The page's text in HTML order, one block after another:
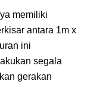
memiliki
antara 1m x
ini
segala
gerakan